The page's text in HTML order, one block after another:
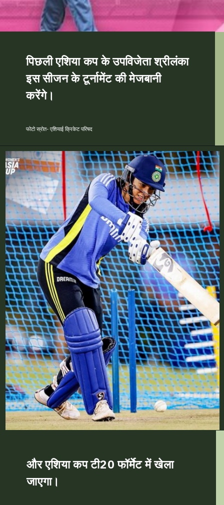
फोटो स्रोत- एशियाई क्रिकेट परिषद
पिछली एशिया कप के उपविजेता श्रीलंका
इस सीजन के टूर्नामेंट की मेजबानी
करेंगे।
और एशिया कप टी20 फॉर्मेट में खेला
जाएगा।